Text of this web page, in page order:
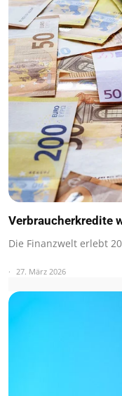
Verbraucherkredite
Die Finanzwelt erlebt
27. März 2026